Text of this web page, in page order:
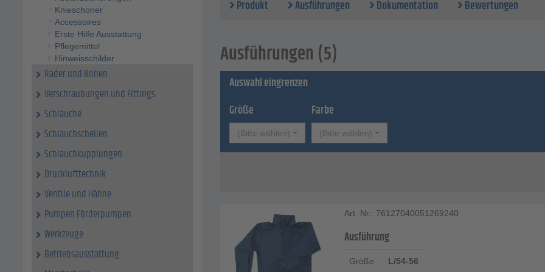
Knieschoner
Accessoires
Erste Hilfe Ausstattung
Pflegemittel
Hinweisschilder
Räder und Rollen
Verschraubungen und Fittings
Schläuche
Schlauchschellen
Schlauchkupplungen
Drucklufttechnik
Ventile und Hähne
Pumpen Förderpumpen
Werkzeuge
Betriebsausstattung
Material - Polyurethan, 180 g/m².
Produkt Ausführungen Dokumentation Bewertungen
Ausführungen (5)
Auswahl eingrenzen
Größe
(Bitte wählen)
Farbe
(Bitte wählen)
Art. Nr.: 76127040051269240
Ausführung
Größe L/54-56